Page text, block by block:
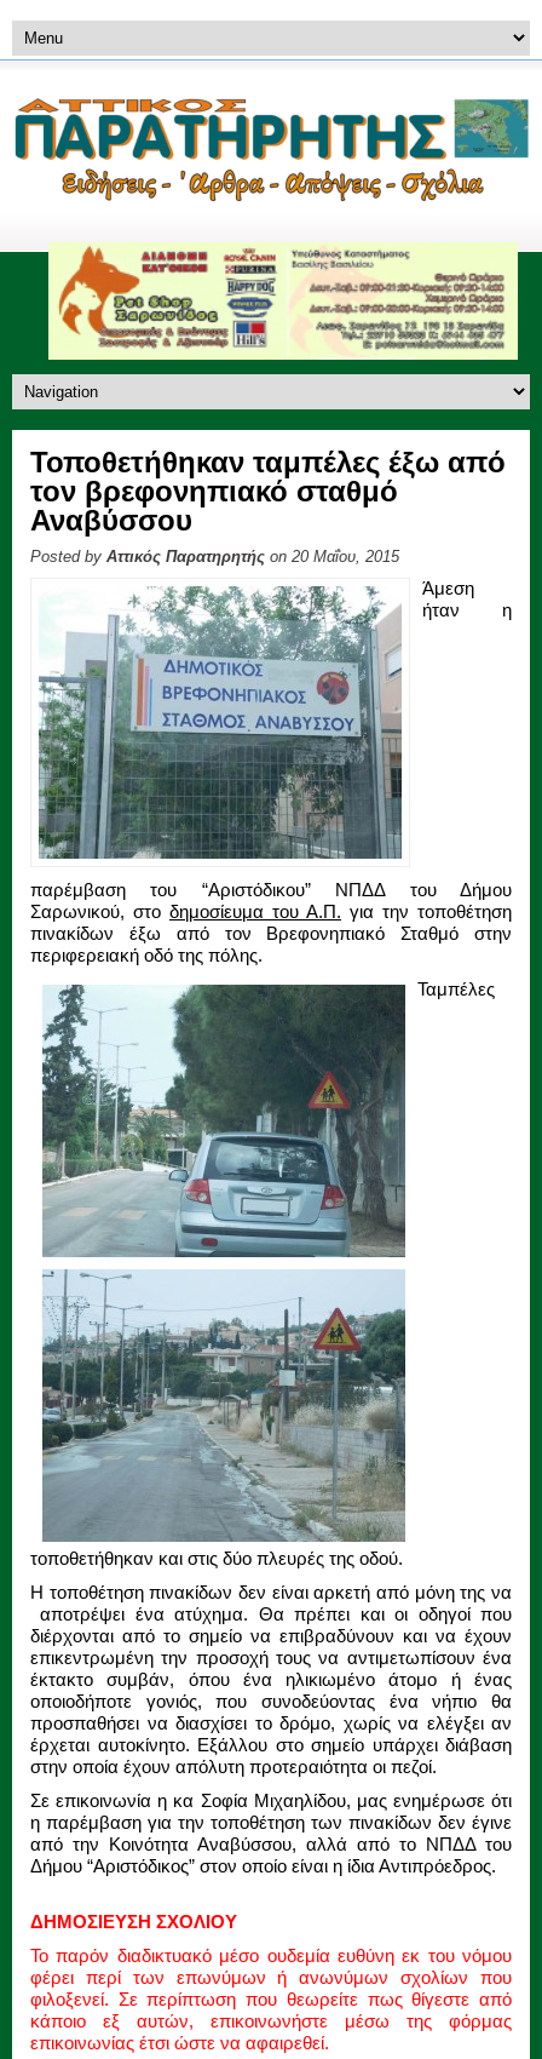
Τοποθετήθηκαν ταμπέλες έξω από
τον βρεφονηπιακό σταθμό
Αναβύσσου
Posted by Αττικός Παρατηρητής on 20 Μαΐου, 2015
Άμεση
ήταν η
παρέμβαση του “Αριστόδικου” ΝΠΔΔ του Δήμου
Σαρωνικού, στο δημοσίευμα του Α.Π. για την τοποθέτηση
πινακίδων έξω από τον Βρεφονηπιακό Σταθμό στην
περιφερειακή οδό της πόλης.
Ταμπέλες
τοποθετήθηκαν και στις δύο πλευρές της οδού.
Η τοποθέτηση πινακίδων δεν είναι αρκετή από μόνη της να
αποτρέψει ένα ατύχημα. Θα πρέπει και οι οδηγοί που
διέρχονται από το σημείο να επιβραδύνουν και να έχουν
επικεντρωμένη την προσοχή τους να αντιμετωπίσουν ένα
έκτακτο συμβάν, όπου ένα ηλικιωμένο άτομο ή ένας
οποιοδήποτε γονιός, που συνοδεύοντας ένα νήπιο θα
προσπαθήσει να διασχίσει το δρόμο, χωρίς να ελέγξει αν
έρχεται αυτοκίνητο. Εξάλλου στο σημείο υπάρχει διάβαση
στην οποία έχουν απόλυτη προτεραιότητα οι πεζοί.
Σε επικοινωνία η κα Σοφία Μιχαηλίδου, μας ενημέρωσε ότι
η παρέμβαση για την τοποθέτηση των πινακίδων δεν έγινε
από την Κοινότητα Αναβύσσου, αλλά από το ΝΠΔΔ του
Δήμου “Αριστόδικος” στον οποίο είναι η ίδια Αντιπρόεδρος.
ΔΗΜΟΣΙΕΥΣΗ ΣΧΟΛΙΟΥ
Το παρόν διαδικτυακό μέσο ουδεμία ευθύνη εκ του νόμου
φέρει περί των επωνύμων ή ανωνύμων σχολίων που
φιλοξενεί. Σε περίπτωση που θεωρείτε πως θίγεστε από
κάποιο εξ αυτών, επικοινωνήστε μέσω της φόρμας
επικοινωνίας έτσι ώστε να αφαιρεθεί.